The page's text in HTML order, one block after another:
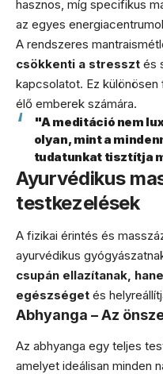
hasznos, míg specifikus
az egyes
A rendszeres
csökkenti a stresszt és
kapcsolatot. Ez különösen
élő emberek számára.
"A meditáció nem
olyan, mint a
tudatunkat tisztítja
Ayurvédikus
testkezelések
A fizikai érintés és
ayurvédikus
csupán ellazítanak,
egészséget és
Abhyanga – Az
Az abhyanga egy teljes
amelyet ideálisan minden